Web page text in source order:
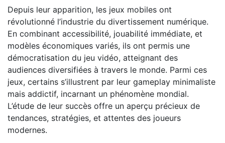
Depuis leur apparition, les jeux mobiles ont
révolutionné l’industrie du divertissement numérique.
En combinant accessibilité, jouabilité immédiate, et
modèles économiques variés, ils ont permis une
démocratisation du jeu vidéo, atteignant des
audiences diversifiées à travers le monde. Parmi ces
jeux, certains s’illustrent par leur gameplay minimaliste
mais addictif, incarnant un phénomène mondial.
L’étude de leur succès offre un aperçu précieux de
tendances, stratégies, et attentes des joueurs
modernes.